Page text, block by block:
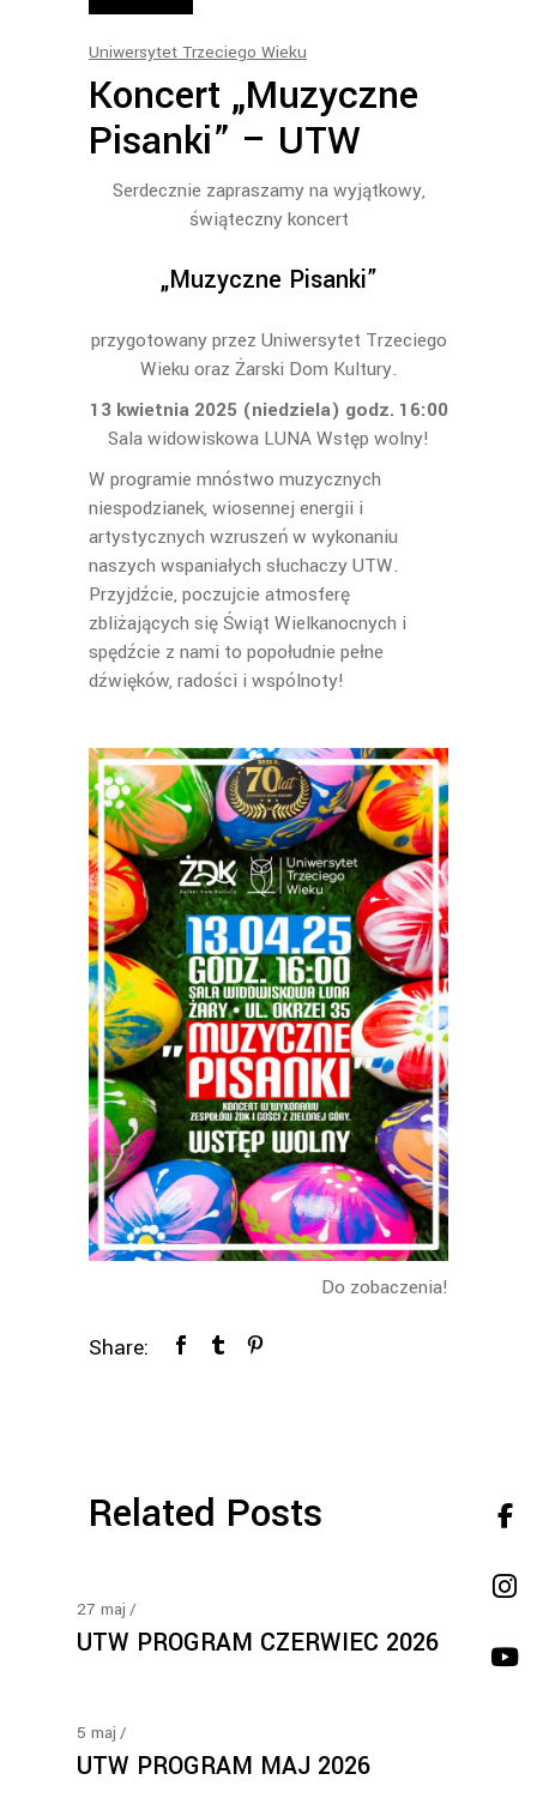
Uniwersytet Trzeciego Wieku
Koncert „Muzyczne
Pisanki” – UTW
Serdecznie zapraszamy na wyjątkowy,
świąteczny koncert
„Muzyczne Pisanki”
przygotowany przez Uniwersytet Trzeciego
Wieku oraz Żarski Dom Kultury.
13 kwietnia 2025 (niedziela) godz. 16:00
Sala widowiskowa LUNA Wstęp wolny!
W programie mnóstwo muzycznych
niespodzianek, wiosennej energii i
artystycznych wzruszeń w wykonaniu
naszych wspaniałych słuchaczy UTW.
Przyjdźcie, poczujcie atmosferę
zbliżających się Świąt Wielkanocnych i
spędźcie z nami to popołudnie pełne
dźwięków, radości i wspólnoty!
Do zobaczenia!
Share:
Related Posts
27 maj
UTW PROGRAM CZERWIEC 2026
5 maj
UTW PROGRAM MAJ 2026